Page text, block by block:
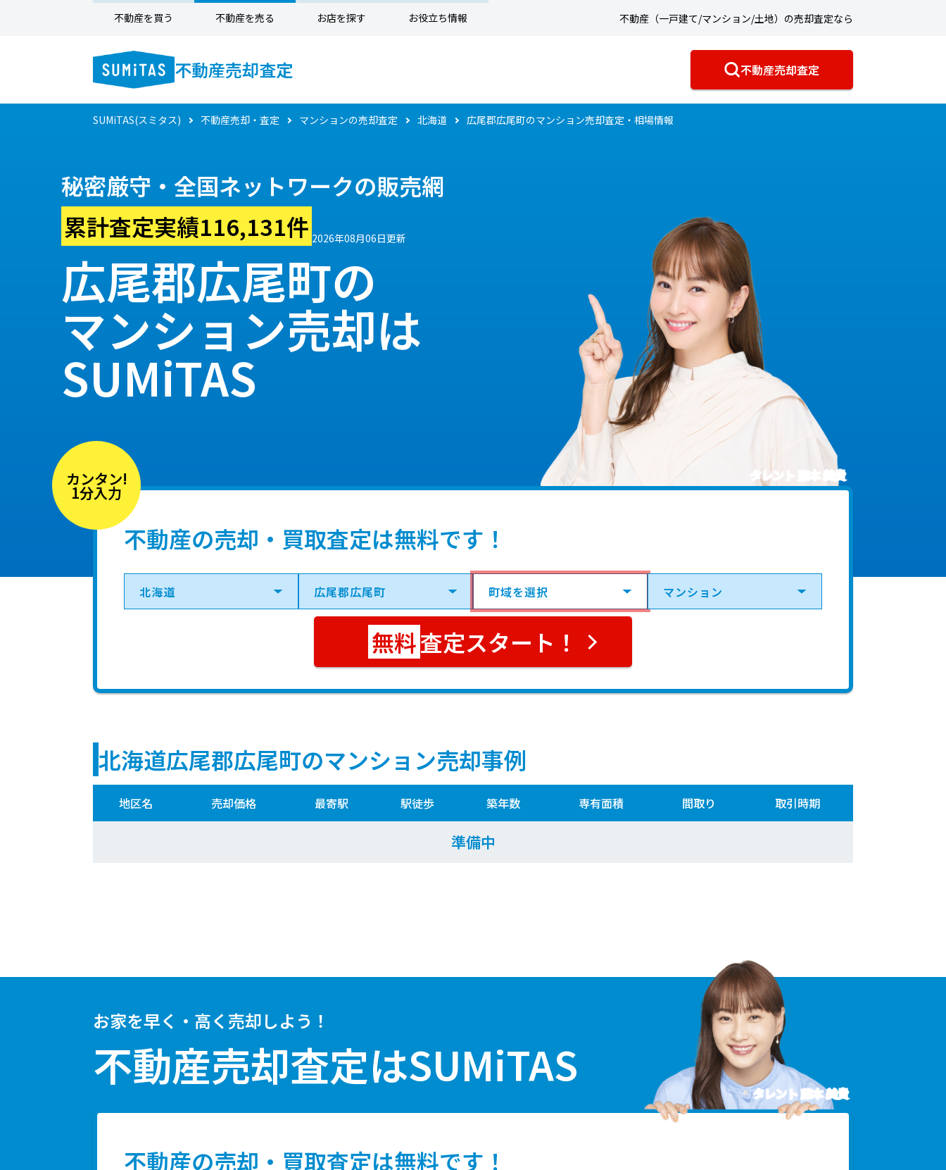
不動産を買う 不動産を売る お店を探す お役立ち情報 不動産（一戸建て/マンション/土地）の売却査定なら
不動産売却査定 不動産売却査定
SUMiTAS(スミタス) 不動産売却・査定 マンションの売却査定 北海道 広尾郡広尾町のマンション売却査定・相場情報
秘密厳守・全国ネットワークの販売網
累計査定実績116,131件 2026年08月06日更新
広尾郡広尾町の
マンション売却は
SUMiTAS
タレント 藤本 美貴
カンタン!
1分入力
不動産の売却・買取査定は無料です！
査定スタート！
北海道広尾郡広尾町のマンション売却事例
地区名 売却価格 最寄駅 駅徒歩 築年数 専有面積 間取り 取引時期
準備中
お家を早く・高く売却しよう！
不動産売却査定はSUMiTAS
不動産の売却・買取査定は無料です！
タレント 藤本 美貴